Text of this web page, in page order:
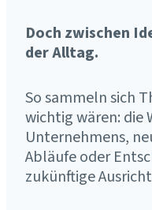
Doch zwischen
der Alltag.
So sammeln sich
wichtig wären: die
Unternehmens,
Abläufe oder
zukünftige